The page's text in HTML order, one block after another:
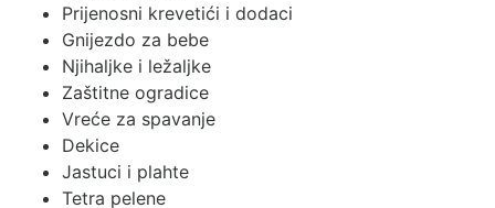
Prijenosni krevetići i dodaci
Gnijezdo za bebe
Njihaljke i ležaljke
Zaštitne ogradice
Vreće za spavanje
Dekice
Jastuci i plahte
Tetra pelene